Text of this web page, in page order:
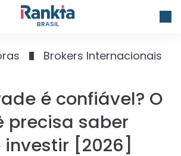
BRASIL
Brokers Internacionais
é confiável? O
precisa saber
[2026]